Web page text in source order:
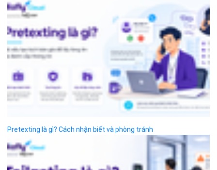
Địa chỉ:
Thành phố Hồ Chí Minh.
Chi nhánh TP.Hải Phòng:
Địa chỉ:
310 Hai Bà Trưng, phường Lê Chân, TP. Hải
© 2014 Bizfly Cloud. All Rights Reserved
Điều khoản sử dụng
| Cam kết chất lượng dịch vụ - SLA